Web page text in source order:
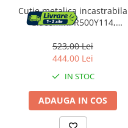
Cutie metalica incastrabila
Giacomini R500Y114,
523,00 Lei
444,00 Lei
IN STOC
ADAUGA IN COS